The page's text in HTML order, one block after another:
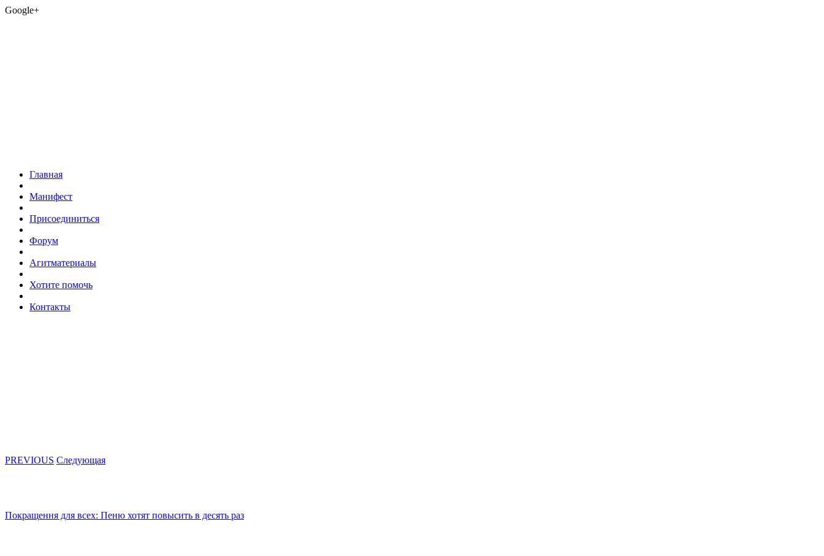
Google+
Главная
Манифест
Присоединиться
Форум
Агитматериалы
Хотите помочь
Контакты
PREVIOUS Следующая
Покращення для всех: Пеню хотят повысить в десять раз